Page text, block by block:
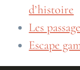
d’histoire
Les
Escape